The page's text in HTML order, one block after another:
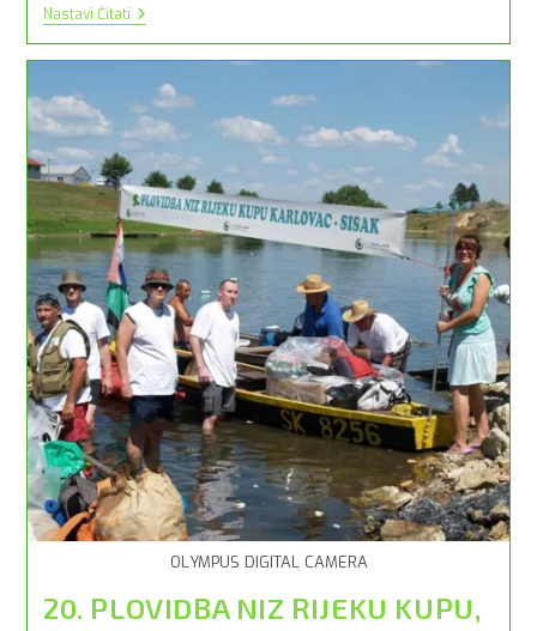
Nastavi ČitatiSisak
Obilježava
Dan
OLYMPUS DIGITAL CAMERA
20. PLOVIDBA NIZ RIJEKU KUPU,